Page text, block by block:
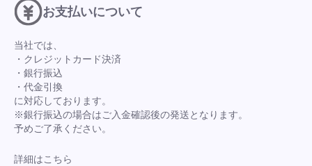
お支払いについて
当社では、
・クレジットカード決済
・銀行振込
・代金引換
に対応しております。
※銀行振込の場合はご入金確認後の発送となります。
予めご了承ください。
詳細はこちら